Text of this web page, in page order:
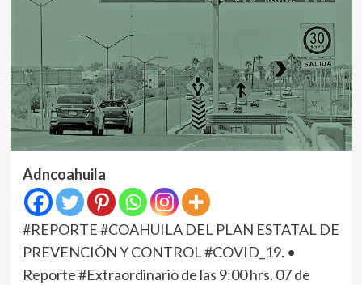
Adncoahuila
#REPORTE #COAHUILA DEL PLAN ESTATAL DE
PREVENCIÓN Y CONTROL #COVID_19. •
Reporte #Extraordinario de las 9:00 hrs. 07 de